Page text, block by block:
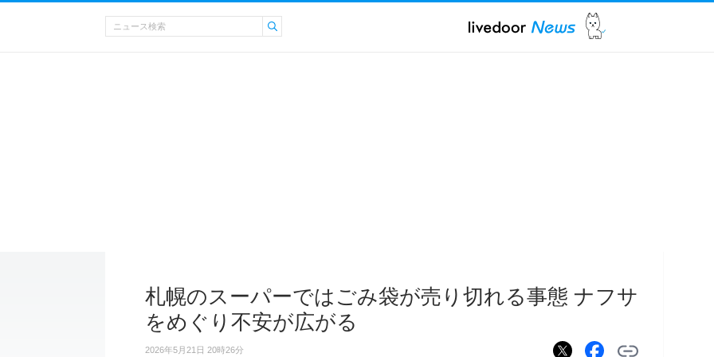
札幌のスーパーではごみ袋が売り切れる事態 ナフサ
をめぐり不安が広がる
2026年5月21日 20時26分